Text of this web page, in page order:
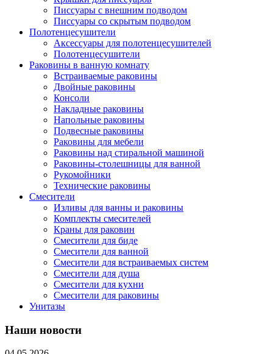
Писсуары с внешним подводом
Писсуары со скрытым подводом
Полотенцесушители
Аксессуары для полотенцесушителей
Полотенцесушители
Раковины в ванную комнату
Встраиваемые раковины
Двойные раковины
Консоли
Накладные раковины
Напольные раковины
Подвесные раковины
Раковины для мебели
Раковины над стиральной машиной
Раковины-столешницы для ванной
Рукомойники
Технические раковины
Смесители
Изливы для ванны и раковины
Комплекты смесителей
Краны для раковин
Смесители для биде
Смесители для ванной
Смесители для встраиваемых систем
Смесители для душа
Смесители для кухни
Смесители для раковины
Унитазы
Наши новости